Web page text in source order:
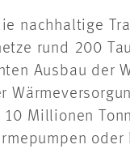
nachhaltige
rund 200
Ausbau der
Millionen
oder